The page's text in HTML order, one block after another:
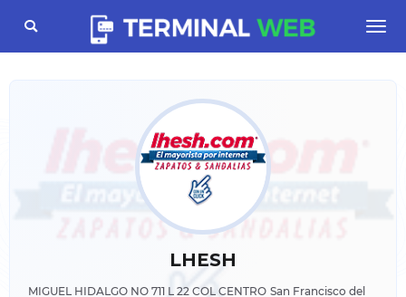
Toggle
navigation
LHESH
MIGUEL HIDALGO NO 711 L 22 COL CENTRO San Francisco del